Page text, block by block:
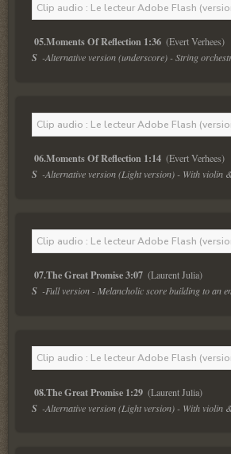
Clip audio : Le lecteur Adobe Flash
05.Moments Of Reflection 1:36 (Evert Verhees)
S -Alternative version (underscore) - String
Clip audio : Le lecteur Adobe Flash
06.Moments Of Reflection 1:14 (Evert Verhees)
S -Alternative version (Light version) - With violin
Clip audio : Le lecteur Adobe Flash
07.The Great Promise 3:07 (Laurent Julia)
S -Full version - Melancholic score building to an
Clip audio : Le lecteur Adobe Flash
08.The Great Promise 1:29 (Laurent Julia)
S -Alternative version (Light version) - With violin